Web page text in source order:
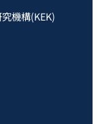
機構(KEK)